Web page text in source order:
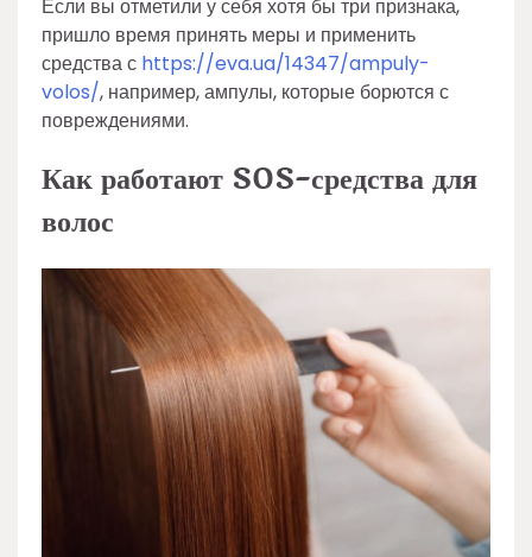
Если вы отметили у себя хотя бы три признака,
пришло время принять меры и применить
средства с https://eva.ua/14347/ampuly-
volos/, например, ампулы, которые борются с
повреждениями.
Как работают SOS-средства для
волос